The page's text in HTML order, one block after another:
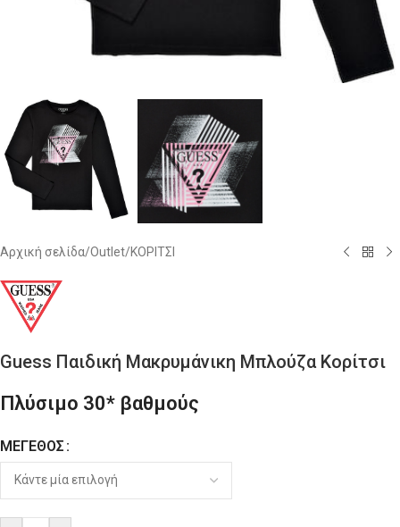
Αρχική σελίδα/Outlet/ΚΟΡΙΤΣΙ
Guess Παιδική Μακρυμάνικη Μπλούζα Κορίτσι
Πλύσιμο 30* βαθμούς
ΜΈΓΕΘΟΣ
Alternative: